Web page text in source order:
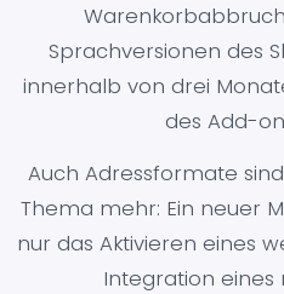
Sprachversionen des
innerhalb von drei
des Add-
Auch Adressformate
Thema mehr: Ein neuer
nur das Aktivieren eines
Integration eines